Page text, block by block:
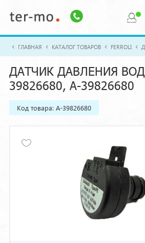
ГЛАВНАЯ КАТАЛОГ ТОВАРОВ FERROLI
ДАТЧИК ДАВЛЕНИЯ
39826680, A-39826680
Код товара: A-39826680